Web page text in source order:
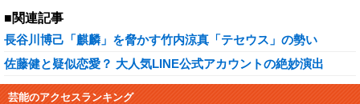
■関連記事
長谷川博己「麒麟」を脅かす竹内涼真「テセウス」の勢い
佐藤健と疑似恋愛？ 大人気LINE公式アカウントの絶妙演出
芸能のアクセスランキング